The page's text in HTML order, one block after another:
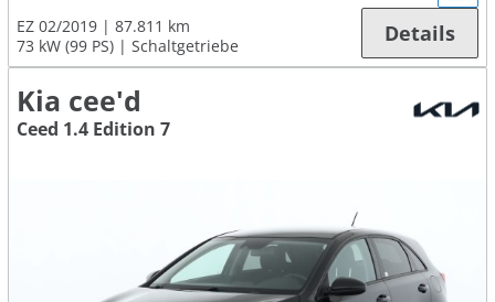
EZ 02/2019
87.811 km
73 kW (99 PS)
Schaltgetriebe Details
Kia cee'd
Ceed 1.4 Edition 7